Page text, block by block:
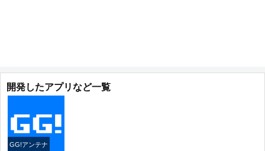
開発したアプリなど一覧
GG!アンテナ